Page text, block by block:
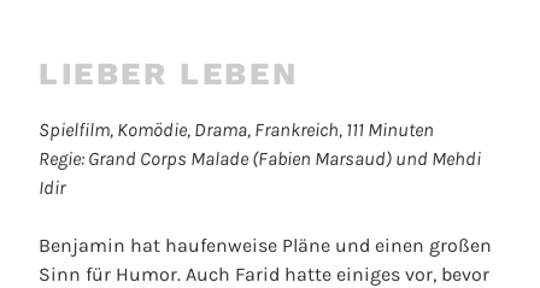
LIEBER LEBEN
Spielfilm, Komödie, Drama, Frankreich, 111 Minuten
Regie: Grand Corps Malade (Fabien Marsaud) und Mehdi
Idir
Benjamin hat haufenweise Pläne und einen großen
Sinn für Humor. Auch Farid hatte einiges vor, bevor